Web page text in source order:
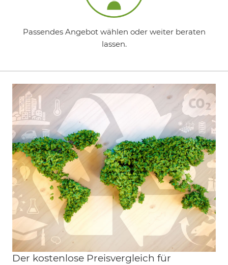
Passendes Angebot wählen oder weiter beraten
lassen.
Der kostenlose Preisvergleich für